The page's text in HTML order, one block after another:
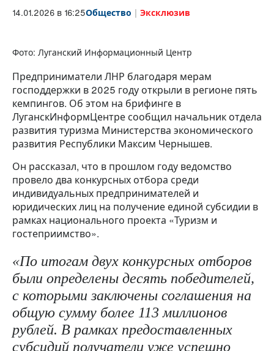
14.01.2026 в 16:25Общество Эксклюзив
Фото: Луганский Информационный Центр
Предприниматели ЛНР благодаря мерам
господдержки в 2025 году открыли в регионе пять
кемпингов. Об этом на брифинге в
ЛуганскИнформЦентре сообщил начальник отдела
развития туризма Министерства экономического
развития Республики Максим Чернышев.
Он рассказал, что в прошлом году ведомство
провело два конкурсных отбора среди
индивидуальных предпринимателей и юридических
лиц на получение единой субсидии в рамках